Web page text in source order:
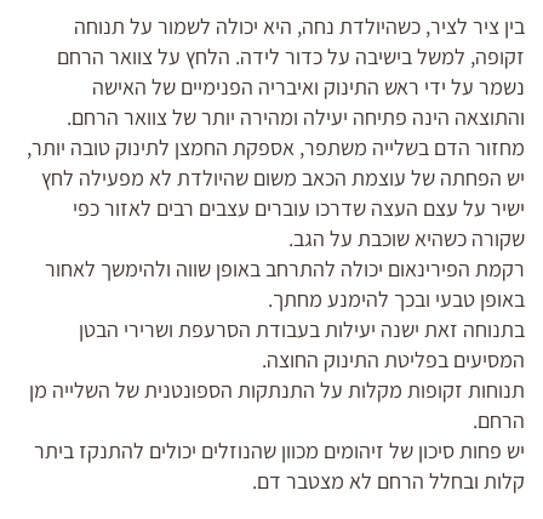
בין ציר לציר, כשהיולדת נחה, היא יכולה לשמור על תנוחה
זקופה, למשל בישיבה על כדור לידה. הלחץ על צוואר הרחם
נשמר על ידי ראש התינוק ואיבריה הפנימיים של האישה
והתוצאה הינה פתיחה יעילה ומהירה יותר של צוואר הרחם.
מחזור הדם בשלייה משתפר, אספקת החמצן לתינוק טובה יותר,
יש הפחתה של עוצמת הכאב משום שהיולדת לא מפעילה לחץ
ישיר על עצם העצה שדרכו עוברים עצבים רבים לאזור כפי
שקורה כשהיא שוכבת על הגב.
רקמת הפירינאום יכולה להתרחב באופן שווה ולהימשך לאחור
באופן טבעי ובכך להימנע מחתך.
בתנוחה זאת ישנה יעילות בעבודת הסרעפת ושרירי הבטן
המסיעים בפליטת התינוק החוצה.
תנוחות זקופות מקלות על התנתקות הספונטנית של השלייה מן
הרחם.
יש פחות סיכון של זיהומים מכוון שהנוזלים יכולים להתנקז ביתר
קלות ובחלל הרחם לא מצטבר דם.